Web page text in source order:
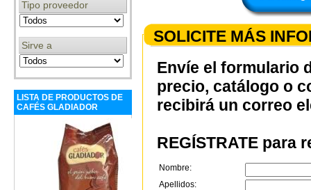
Tipo proveedor
Sirve a
LISTA DE PRODUCTOS DE
CAFÉS GLADIADOR
SOLICITE MÁS
Envíe el formulario
precio, catálogo o
recibirá un correo
REGÍSTRATE para
Nombre:
Apellidos: